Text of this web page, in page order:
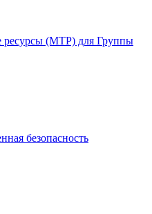
ресурсы (МТР) для Группы
безопасность